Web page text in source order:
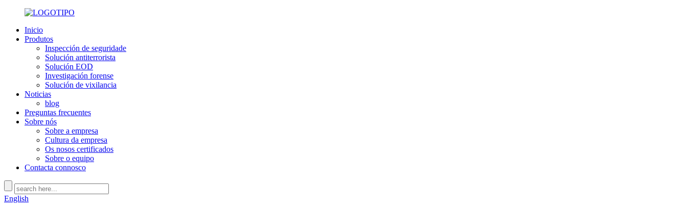
Inicio
Produtos
Inspección de seguridade
Solución antiterrorista
Solución EOD
Investigación forense
Solución de vixilancia
Noticias
blog
Preguntas frecuentes
Sobre nós
Sobre a empresa
Cultura da empresa
Os nosos certificados
Sobre o equipo
Contacta connosco
English